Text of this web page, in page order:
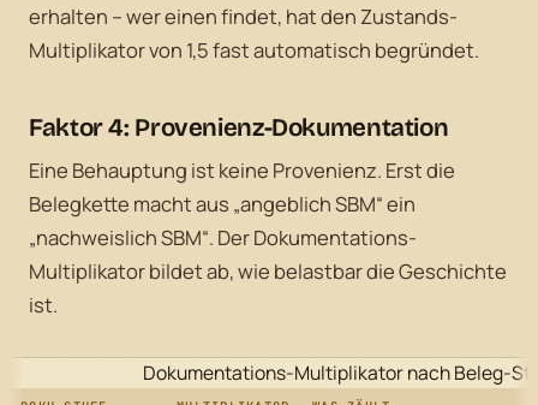
erhalten – wer einen findet, hat den Zustands-
Multiplikator von 1,5 fast automatisch begründet.
Faktor 4: Provenienz-Dokumentation
Eine Behauptung ist keine Provenienz. Erst die
Belegkette macht aus „angeblich SBM“ ein
„nachweislich SBM“. Der Dokumentations-
Multiplikator bildet ab, wie belastbar die Geschichte
ist.
Dokumentations-Multiplikator nach Beleg-